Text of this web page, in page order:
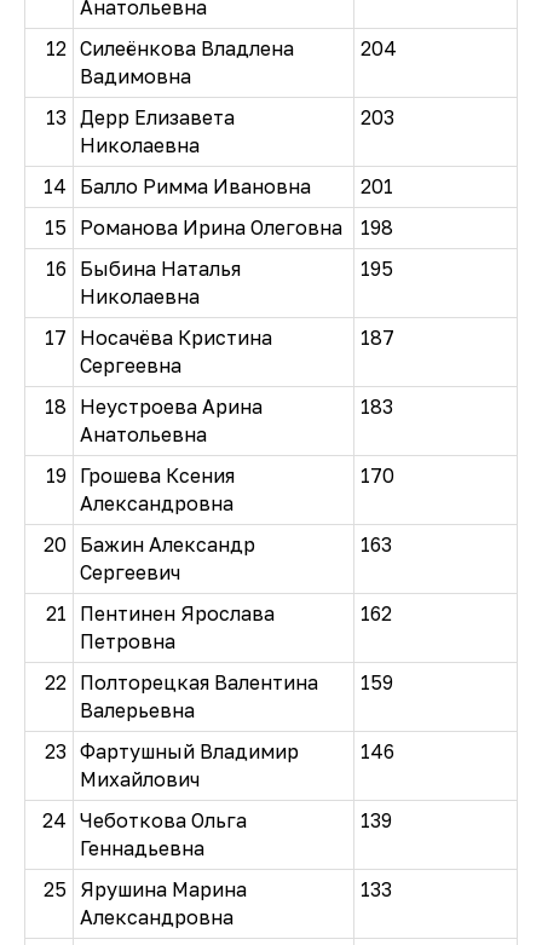
Анатольевна
12 Силеёнкова Владлена
Вадимовна
204
13 Дерр Елизавета
Николаевна
203
14 Балло Римма Ивановна
201
15
Романова Ирина Олеговна
198
16
Быбина Наталья
Николаевна
195
17
Носачёва Кристина
Сергеевна
187
18
Неустроева Арина
Анатольевна
183
19 Грошева Ксения
Александровна
170
20 Бажин Александр
Сергеевич
163
21
Пентинен Ярослава
Петровна
162
22 Полторецкая Валентина
Валерьевна
159
23 Фартушный Владимир
Михайлович
146
24 Чеботкова Ольга
Геннадьевна
139
25
Ярушина Марина
Александровна
133